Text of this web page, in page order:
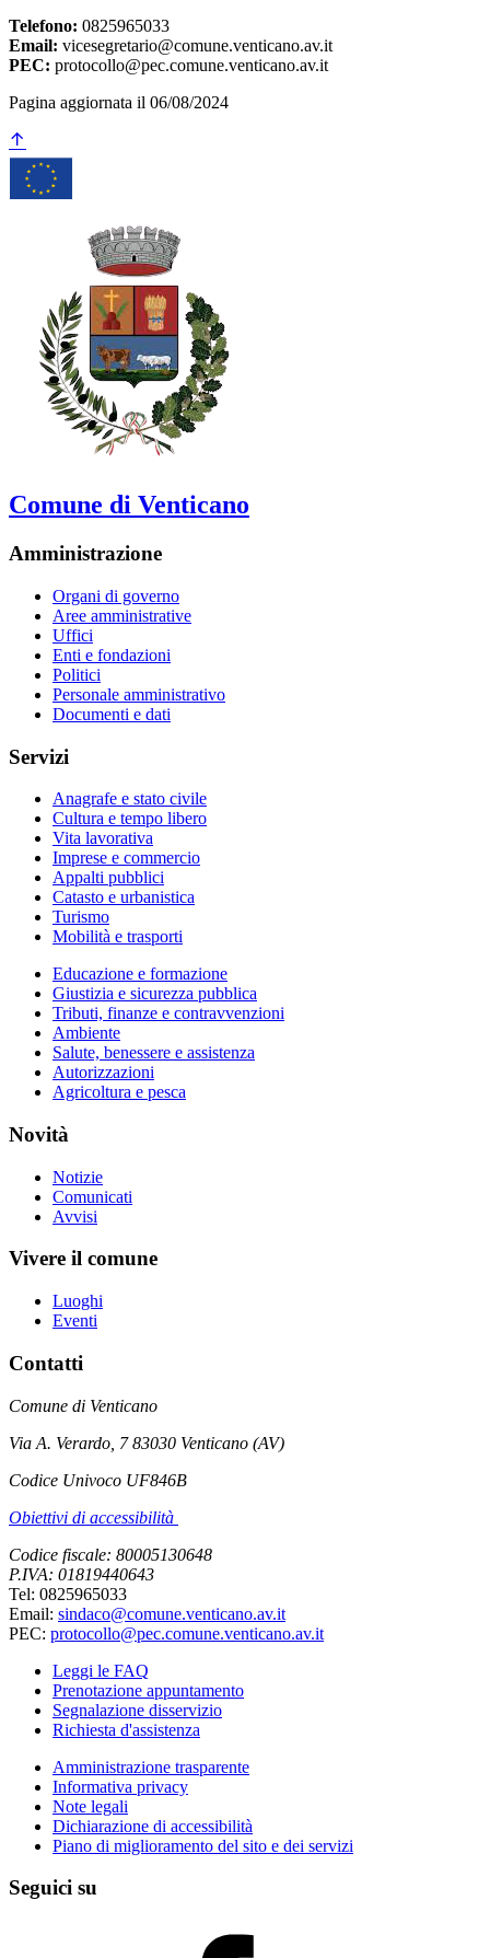
Telefono: 0825965033
Email: vicesegretario@comune.venticano.av.it
PEC: protocollo@pec.comune.venticano.av.it
Pagina aggiornata il 06/08/2024
Comune di Venticano
Amministrazione
Organi di governo
Aree amministrative
Uffici
Enti e fondazioni
Politici
Personale amministrativo
Documenti e dati
Servizi
Anagrafe e stato civile
Cultura e tempo libero
Vita lavorativa
Imprese e commercio
Appalti pubblici
Catasto e urbanistica
Turismo
Mobilità e trasporti
Educazione e formazione
Giustizia e sicurezza pubblica
Tributi, finanze e contravvenzioni
Ambiente
Salute, benessere e assistenza
Autorizzazioni
Agricoltura e pesca
Novità
Notizie
Comunicati
Avvisi
Vivere il comune
Luoghi
Eventi
Contatti
Comune di Venticano
Via A. Verardo, 7 83030 Venticano (AV)
Codice Univoco UF846B
Obiettivi di accessibilità
Codice fiscale: 80005130648
P.IVA: 01819440643
Tel: 0825965033
Email: sindaco@comune.venticano.av.it
PEC: protocollo@pec.comune.venticano.av.it
Leggi le FAQ
Prenotazione appuntamento
Segnalazione disservizio
Richiesta d'assistenza
Amministrazione trasparente
Informativa privacy
Note legali
Dichiarazione di accessibilità
Piano di miglioramento del sito e dei servizi
Seguici su